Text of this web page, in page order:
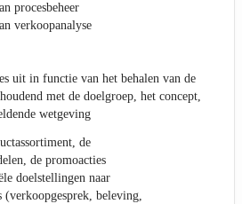
procesbeheer
verkoopanalyse
uit in functie van het behalen van de
met de doelgroep, het concept,
wetgeving
de
de promoacties
doelstellingen naar
(verkoopgesprek, beleving,